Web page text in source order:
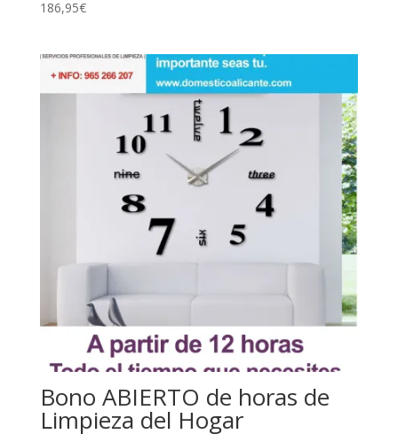
186,95€
Bono ABIERTO de horas de
Limpieza del Hogar